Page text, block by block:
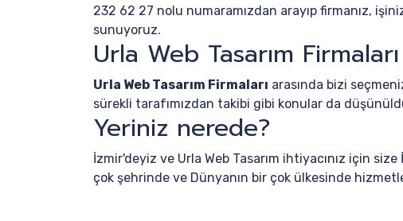
232 62 27 nolu numaramızdan arayıp firmanız,
sunuyoruz.
Urla Web Tasarım
Urla Web Tasarım Firmaları arasında bizi
sürekli tarafımızdan takibi gibi konular da
Yeriniz nerede?
İzmir'deyiz ve Urla Web Tasarım ihtiyacınız için
çok şehrinde ve Dünyanın bir çok ülkesinde